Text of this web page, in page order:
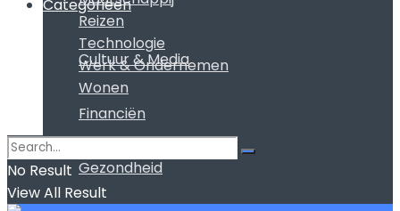
Categorieën
Cultuur & Media
Financiën
Gezondheid
Reizen
Technologie
Werk & Ondernemen
Wonen
No Result
View All Result